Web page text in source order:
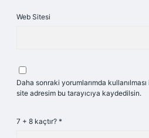
Web Sitesi
Daha sonraki yorumlarımda
site adresim bu tarayıcıya kaydedilsin.
7 + 8 kaçtır? *